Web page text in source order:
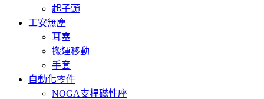
起子頭
工安無塵
耳塞
搬運移動
手套
自動化零件
NOGA支桿磁性座